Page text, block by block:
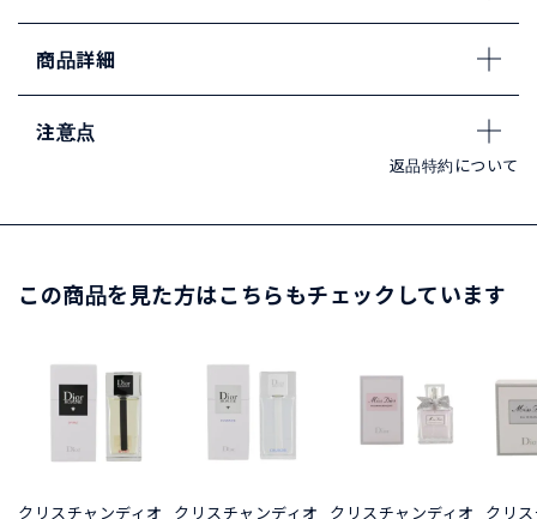
商品詳細
注意点
返品特約について
この商品を見た方はこちらもチェックしています
クリスチャンディオ
クリスチャンディオ
クリスチャンディオ
クリ